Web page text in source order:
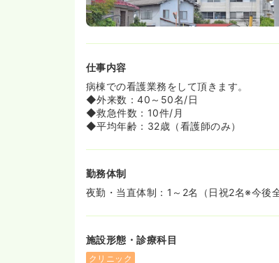
仕事内容
病棟での看護業務をして頂きます。
◆外来数：40～50名/日
◆救急件数：10件/月
◆平均年齢：32歳（看護師のみ）
勤務体制
夜勤・当直体制：1～2名（日祝2名※今後
施設形態・診療科目
クリニック